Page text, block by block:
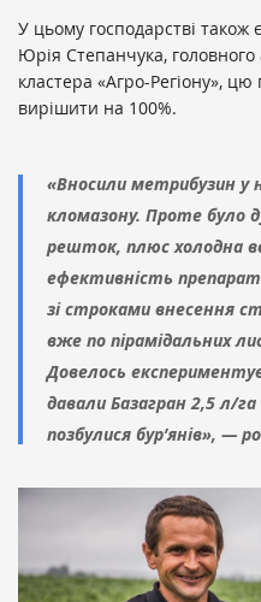
У цьому господарстві
Юрія Степанчука,
кластера «Агро-Регіону»,
вирішити на 100%.
«Вносили метрибузин у
кломазону. Проте було
решток, плюс холодна
ефективність
зі строками внесення
вже по пірамідальних
Довелось
давали Базагран 2,5 л/
позбулися бур’янів», —